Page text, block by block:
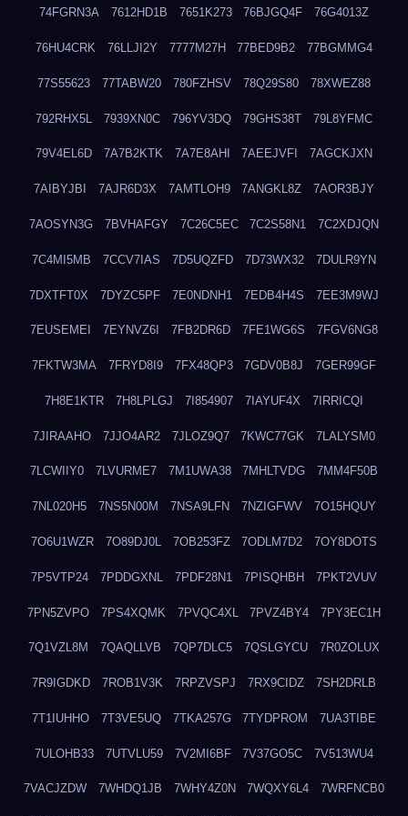
74FGRN3A 7612HD1B 7651K273 76BJGQ4F 76G4013Z
76HU4CRK 76LLJI2Y 7777M27H 77BED9B2 77BGMMG4
77S55623 77TABW20 780FZHSV 78Q29S80 78XWEZ88
792RHX5L 7939XN0C 796YV3DQ 79GHS38T 79L8YFMC
79V4EL6D 7A7B2KTK 7A7E8AHI 7AEEJVFI 7AGCKJXN
7AIBYJBI 7AJR6D3X 7AMTLOH9 7ANGKL8Z 7AOR3BJY
7AOSYN3G 7BVHAFGY 7C26C5EC 7C2S58N1 7C2XDJQN
7C4MI5MB 7CCV7IAS 7D5UQZFD 7D73WX32 7DULR9YN
7DXTFT0X 7DYZC5PF 7E0NDNH1 7EDB4H4S 7EE3M9WJ
7EUSEMEI 7EYNVZ6I 7FB2DR6D 7FE1WG6S 7FGV6NG8
7FKTW3MA 7FRYD8I9 7FX48QP3 7GDV0B8J 7GER99GF
7H8E1KTR 7H8LPLGJ 7I854907 7IAYUF4X 7IRRICQI
7JIRAAHO 7JJO4AR2 7JLOZ9Q7 7KWC77GK 7LALYSM0
7LCWIIY0 7LVURME7 7M1UWA38 7MHLTVDG 7MM4F50B
7NL020H5 7NS5N00M 7NSA9LFN 7NZIGFWV 7O15HQUY
7O6U1WZR 7O89DJ0L 7OB253FZ 7ODLM7D2 7OY8DOTS
7P5VTP24 7PDDGXNL 7PDF28N1 7PISQHBH 7PKT2VUV
7PN5ZVPO 7PS4XQMK 7PVQC4XL 7PVZ4BY4 7PY3EC1H
7Q1VZL8M 7QAQLLVB 7QP7DLC5 7QSLGYCU 7R0ZOLUX
7R9IGDKD 7ROB1V3K 7RPZVSPJ 7RX9CIDZ 7SH2DRLB
7T1IUHHO 7T3VE5UQ 7TKA257G 7TYDPROM 7UA3TIBE
7ULOHB33 7UTVLU59 7V2MI6BF 7V37GO5C 7V513WU4
7VACJZDW 7WHDQ1JB 7WHY4Z0N 7WQXY6L4 7WRFNCB0